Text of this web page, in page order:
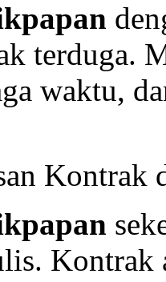
terduga.
waktu,
Kontrak
Kontrak